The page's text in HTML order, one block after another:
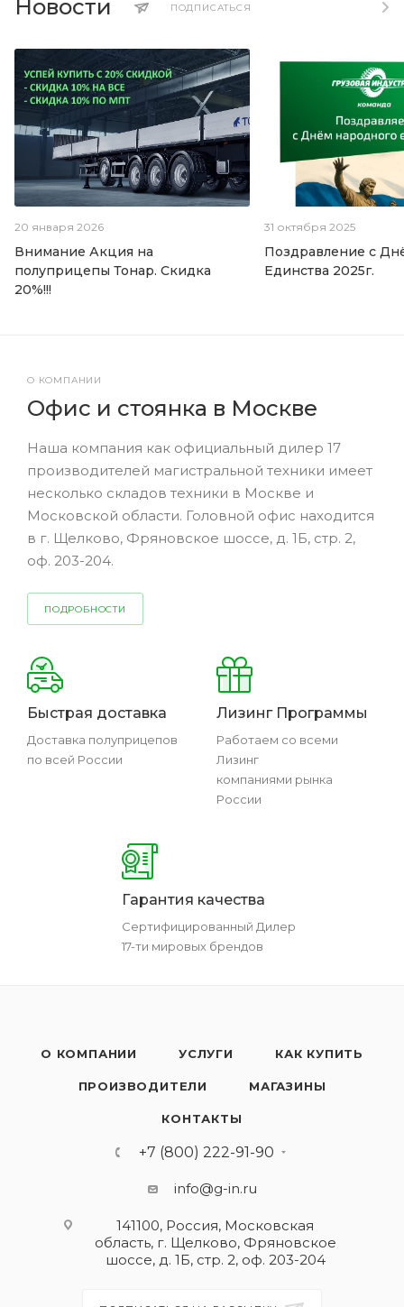
Новости ПОДПИСАТЬСЯ
20 января 2026
Внимание Акция на
полуприцепы Тонар. Скидка
20%!!!
31 октября 2025
Поздравление с
Единства 2025г.
Наша компания как официальный дилер 17
производителей магистральной техники имеет
несколько складов техники в Москве и
Московской области. Головной офис находится
в г. Щелково, Фряновское шоссе, д. 1Б, стр. 2,
оф. 203-204.
ПОДРОБНОСТИ
Быстрая доставка
Доставка полуприцепов
по всей России
Лизинг Программы
Работаем со всеми
Лизинг
компаниями рынка
России
Гарантия качества
Сертифицированный Дилер
17-ти мировых брендов
О КОМПАНИИ
Офис и стоянка в Москве
О КОМПАНИИ УСЛУГИ КАК КУПИТЬ
ПРОИЗВОДИТЕЛИ МАГАЗИНЫ
КОНТАКТЫ
+7 (800) 222-91-90
info@g-in.ru
141100, Россия, Московская
область, г. Щелково, Фряновское
шоссе, д. 1Б, стр. 2, оф. 203-204